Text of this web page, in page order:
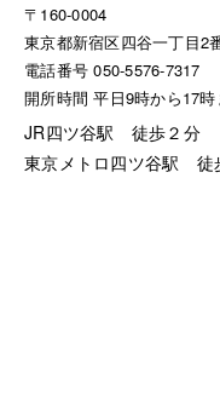
〒160-0004
東京都新宿区四谷一丁目
電話番号 050-5576-7317
開所時間 平日9時から17時
JR四ツ谷駅 徒歩２分
東京メトロ四ツ谷駅 徒